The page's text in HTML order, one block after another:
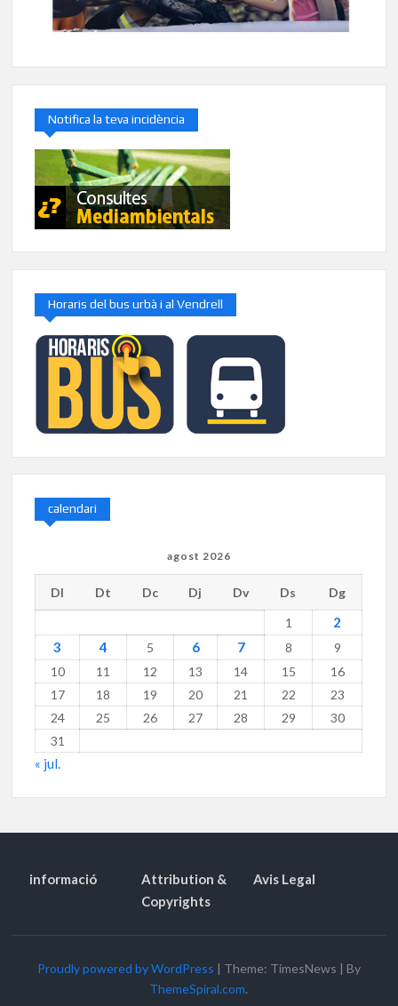
Notifica la teva incidència
Horaris del bus urbà i al Vendrell
calendari
agost 2026
Dl Dt Dc Dj Dv Ds
Dg
1
2
3
4 5 6 7 8
9
10
11 12 13 14 15
16
17
18 19 20 21 22
23
24
25 26 27 28 29
30
31
« jul.
informació
Attribution &
Copyrights
Avis Legal
Proudly powered by WordPress | Theme: TimesNews | By
ThemeSpiral.com.